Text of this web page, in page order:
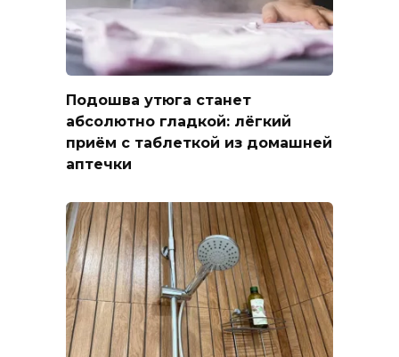
Подошва утюга станет
абсолютно гладкой: лёгкий
приём с таблеткой из домашней
аптечки